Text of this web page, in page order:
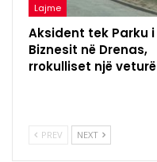
Lajme
Aksident tek Parku i
Biznesit në Drenas,
rrokulliset një veturë
PREV NEXT